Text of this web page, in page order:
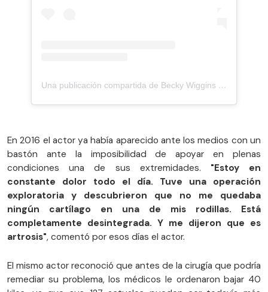
Una publicación compartida de Becky Wiggins (@englishmum)
En 2016 el actor ya había aparecido ante los medios con un
bastón ante la imposibilidad de apoyar en plenas
condiciones una de sus extremidades. "Estoy en
constante dolor todo el día. Tuve una operación
exploratoria y descubrieron que no me quedaba
ningún cartílago en una de mis rodillas. Está
completamente desintegrada. Y me dijeron que es
artrosis", comentó por esos días el actor.
El mismo actor reconoció que antes de la cirugía que podría
remediar su problema, los médicos le ordenaron bajar 40